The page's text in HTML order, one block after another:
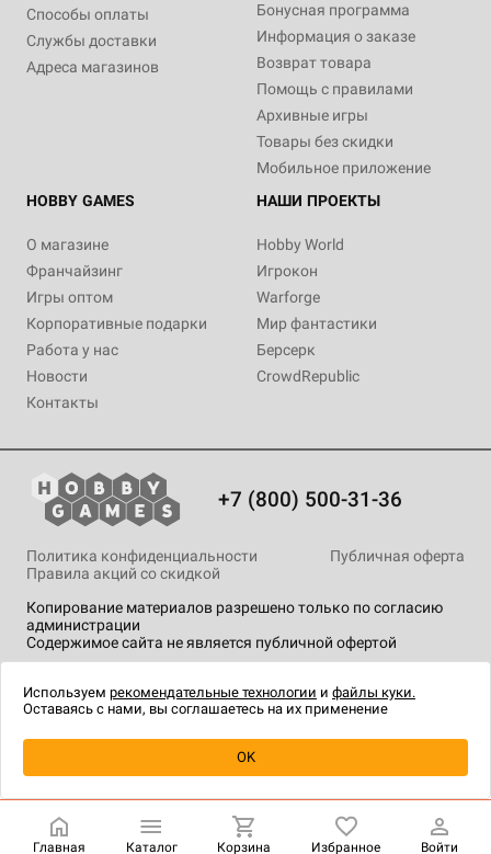
Уведомить о наличии
Способы оплаты
Службы доставки
Адреса магазинов
Бонусная программа
Информация о заказе
Возврат товара
Помощь с правилами
Архивные игры
Товары без скидки
Мобильное приложение
HOBBY GAMES
О магазине
Франчайзинг
Игры оптом
Корпоративные подарки
Работа у нас
Новости
Контакты
НАШИ ПРОЕКТЫ
Hobby World
Игрокон
Warforge
Мир фантастики
Берсерк
CrowdRepublic
+7 (800) 500-31-36
Копирование материалов разрешено только по согласию
администрации
Содержимое сайта не является публичной офертой
Политика конфиденциальности
Публичная оферта
Правила акций со скидкой
технологии.
Главная Каталог Корзина Избранное Войти
Используем рекомендательные технологии и файлы куки.
Оставаясь с нами, вы соглашаетесь на их применение
OK